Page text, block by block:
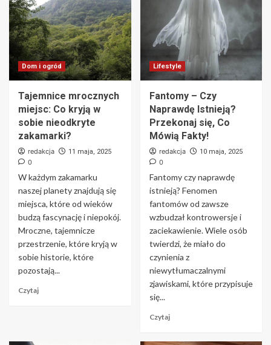
Dom i ogród
Tajemnice mrocznych
miejsc: Co kryją w
sobie nieodkryte
zakamarki?
redakcja 11 maja, 2025
0
W każdym zakamarku
naszej planety znajdują się
miejsca, które od wieków
budzą fascynację i niepokój.
Mroczne, tajemnicze
przestrzenie, które kryją w
sobie historie, które
pozostają...
Czytaj
Lifestyle
Fantomy – Czy
Naprawdę Istnieją?
Przekonaj się, Co
Mówią Fakty!
redakcja 10 maja, 2025
0
Fantomy czy naprawdę
istnieją? Fenomen
fantomów od zawsze
wzbudzał kontrowersje i
zaciekawienie. Wiele osób
twierdzi, że miało do
czynienia z
niewytłumaczalnymi
zjawiskami, które przypisuje
się...
Czytaj